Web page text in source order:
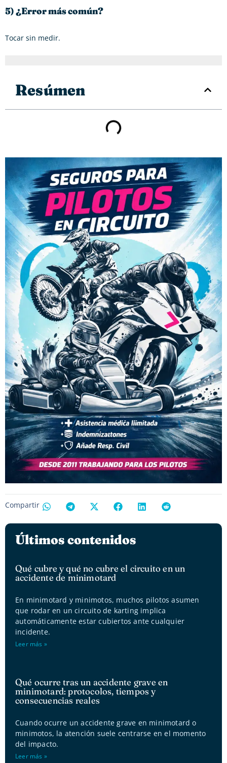
5) ¿Error más común?
Tocar sin medir.
Resúmen
Compartir
Últimos contenidos
Qué cubre y qué no cubre el circuito en un
accidente de minimotard
En minimotard y minimotos, muchos pilotos asumen
que rodar en un circuito de karting implica
automáticamente estar cubiertos ante cualquier
incidente.
Leer más »
Qué ocurre tras un accidente grave en
minimotard: protocolos, tiempos y
consecuencias reales
Cuando ocurre un accidente grave en minimotard o
minimotos, la atención suele centrarse en el momento
del impacto.
Leer más »